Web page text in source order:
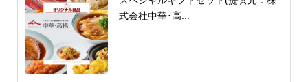
式会社中華･高...